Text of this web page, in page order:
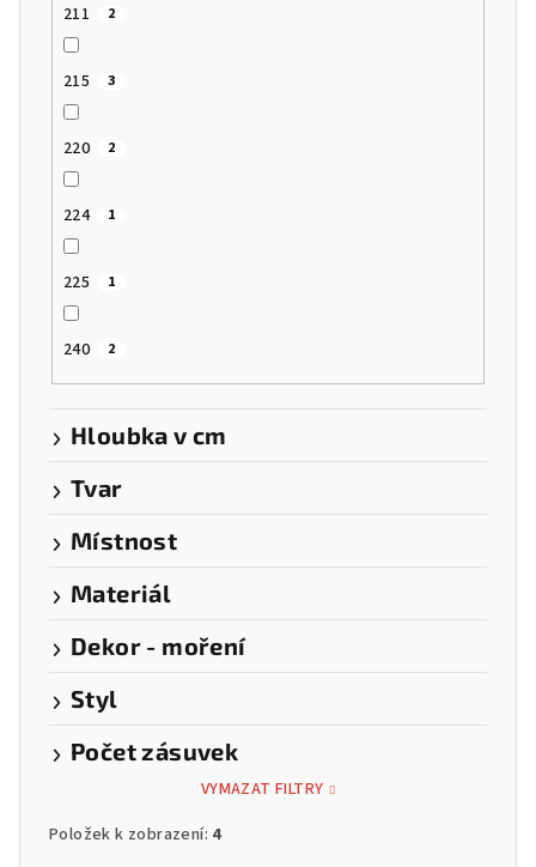
211 2
215 3
220 2
224 1
225 1
240 2
Hloubka v cm
Tvar
Místnost
Materiál
Dekor - moření
Styl
Počet zásuvek
VYMAZAT FILTRY
Položek k zobrazení: 4